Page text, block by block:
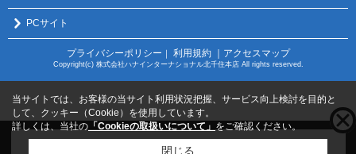
PCサイト
プライバシーポリシー 利用規約 ｜アクセスマップ
Copyright(c) 株式会社ハナインターナショナル北千住本店 All rights reserved.
こちらの物件をご覧の方にお勧めな物件
当サイトでは、お客様の当サイト利用状況把握、サービス向上検討を目的と
して、クッキー（Cookie）を使用しています。
詳しくは、当社の 「Cookieの取扱いについて」 をご確認ください。
閉じる